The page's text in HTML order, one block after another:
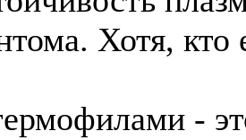
Хотя, кто
-